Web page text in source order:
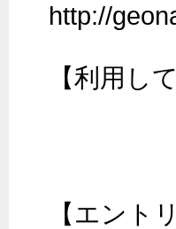
http://
【利用し
【エント